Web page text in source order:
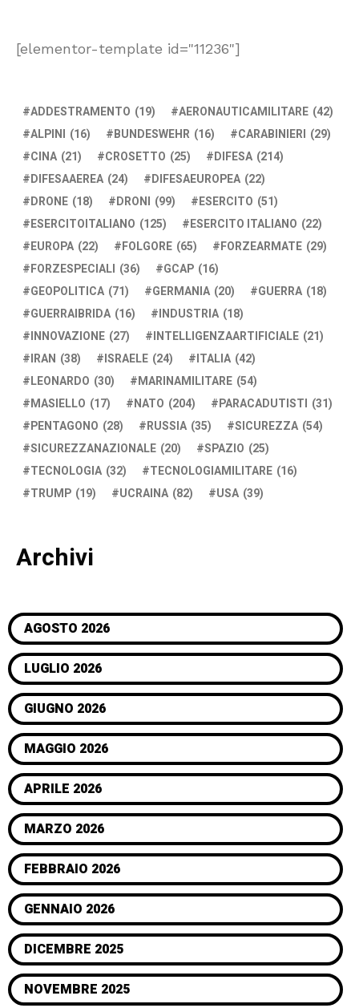
[elementor-template id="11236"]
ADDESTRAMENTO (19) AERONAUTICAMILITARE (42)
ALPINI (16) BUNDESWEHR (16) CARABINIERI (29)
CINA (21) CROSETTO (25) DIFESA (214)
DIFESAAEREA (24) DIFESAEUROPEA (22)
DRONE (18) DRONI (99) ESERCITO (51)
ESERCITOITALIANO (125) ESERCITO ITALIANO (22)
EUROPA (22) FOLGORE (65) FORZEARMATE (29)
FORZESPECIALI (36) GCAP (16)
GEOPOLITICA (71) GERMANIA (20) GUERRA (18)
GUERRAIBRIDA (16) INDUSTRIA (18)
INNOVAZIONE (27) INTELLIGENZAARTIFICIALE (21)
IRAN (38) ISRAELE (24) ITALIA (42)
LEONARDO (30) MARINAMILITARE (54)
MASIELLO (17) NATO (204) PARACADUTISTI (31)
PENTAGONO (28) RUSSIA (35) SICUREZZA (54)
SICUREZZANAZIONALE (20) SPAZIO (25)
TECNOLOGIA (32) TECNOLOGIAMILITARE (16)
TRUMP (19) UCRAINA (82) USA (39)
Archivi
AGOSTO 2026
LUGLIO 2026
GIUGNO 2026
MAGGIO 2026
APRILE 2026
MARZO 2026
FEBBRAIO 2026
GENNAIO 2026
DICEMBRE 2025
NOVEMBRE 2025